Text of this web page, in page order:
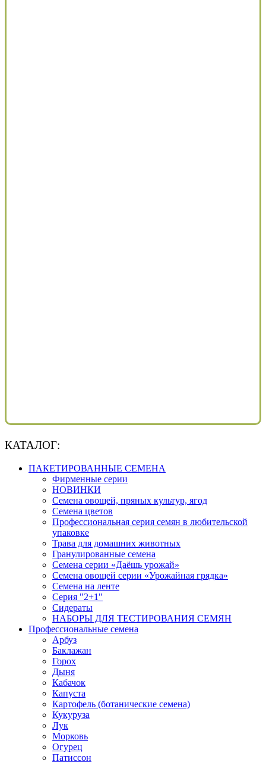
КАТАЛОГ:
ПАКЕТИРОВАННЫЕ СЕМЕНА
Фирменные серии
НОВИНКИ
Семена овощей, пряных культур, ягод
Семена цветов
Профессиональная серия семян в любительской
упаковке
Трава для домашних животных
Гранулированные семена
Семена серии «Даёшь урожай»
Семена овощей серии «Урожайная грядка»
Семена на ленте
Серия "2+1"
Сидераты
НАБОРЫ ДЛЯ ТЕСТИРОВАНИЯ СЕМЯН
Профессиональные семена
Арбуз
Баклажан
Горох
Дыня
Кабачок
Капуста
Картофель (ботанические семена)
Кукуруза
Лук
Морковь
Огурец
Патиссон